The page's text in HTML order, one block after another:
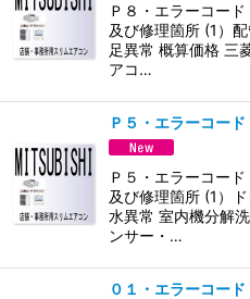
Ｐ８・エラーコー
及び修理箇所 (1）
足異常 概算価格
アコ…
Ｐ５・エラーコード
Ｐ５・エラーコー
及び修理箇所 (1）
水異常 室内機分解
ンサー・…
０１・エラーコード